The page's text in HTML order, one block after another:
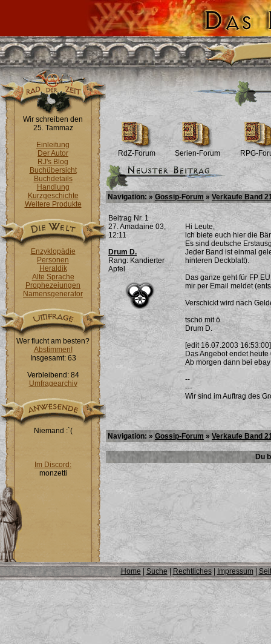
Wir schreiben den
25. Tammaz
Einleitung
Der Autor
RJ's Blog
Buchübersicht
Buchdetails
Handlung
Kurzgeschichte
Weitere Produkte
Enzyklopädie
Personen
Heraldik
Alte Sprache
Prophezeiungen
Namensgenerator
Wer flucht am besten?
Abstimmen!
Insgesamt: 63
Verbleibend: 84
Umfragearchiv
Niemand :`(
Im Discord:
monzetti
RdZ-Forum Serien-Forum RPG-
Navigation: » Gossip-Forum » Verkaufe Band
Beitrag Nr. 1
27. Amadaine 03,
12:11
Drum D.
Rang: Kandierter
Apfel
Hi Leute,
ich biete euch hier die
Es sind deutsche
Jeder Band ist einmal
hinteren Deckblatt).
Das ganze geht für FP
mir per Email meldet
Verschickt wird nach
tschö mit ö
Drum D.
[edit 16.07.2003 16:53:00]
Das Angebot endet heute
Ab morgen dann bei
--
---
Wir sind im Auftrag des
Navigation: » Gossip-Forum » Verkaufe Band
Du
Home| Suche | Rechtliches| Impressum|